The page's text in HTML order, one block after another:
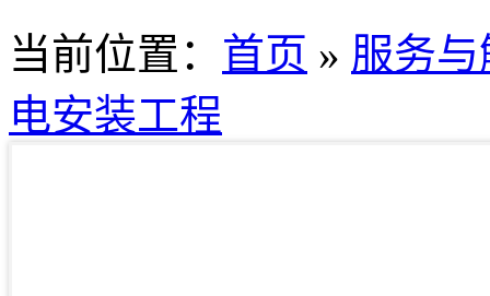
当前位置： 首页 » 服务
电安装工程